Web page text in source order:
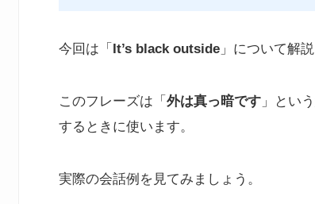
今回は「 It’s black outside 」について解説
このフレーズは「 外は真っ暗です 」とい
するときに使います。
実際の会話例を見てみましょう。